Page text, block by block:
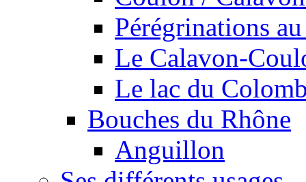
Pérégrinations
Le Calavon-
Le lac du
Bouches du Rhône
Anguillon